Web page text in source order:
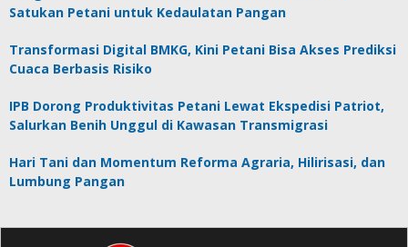
Satukan Petani untuk Kedaulatan Pangan
Transformasi Digital BMKG, Kini Petani Bisa Akses Prediksi
Cuaca Berbasis Risiko
IPB Dorong Produktivitas Petani Lewat Ekspedisi Patriot,
Salurkan Benih Unggul di Kawasan Transmigrasi
Hari Tani dan Momentum Reforma Agraria, Hilirisasi, dan
Lumbung Pangan